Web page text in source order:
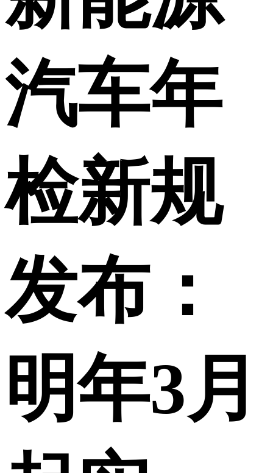
汽车年
检新规
发布：
明年3月